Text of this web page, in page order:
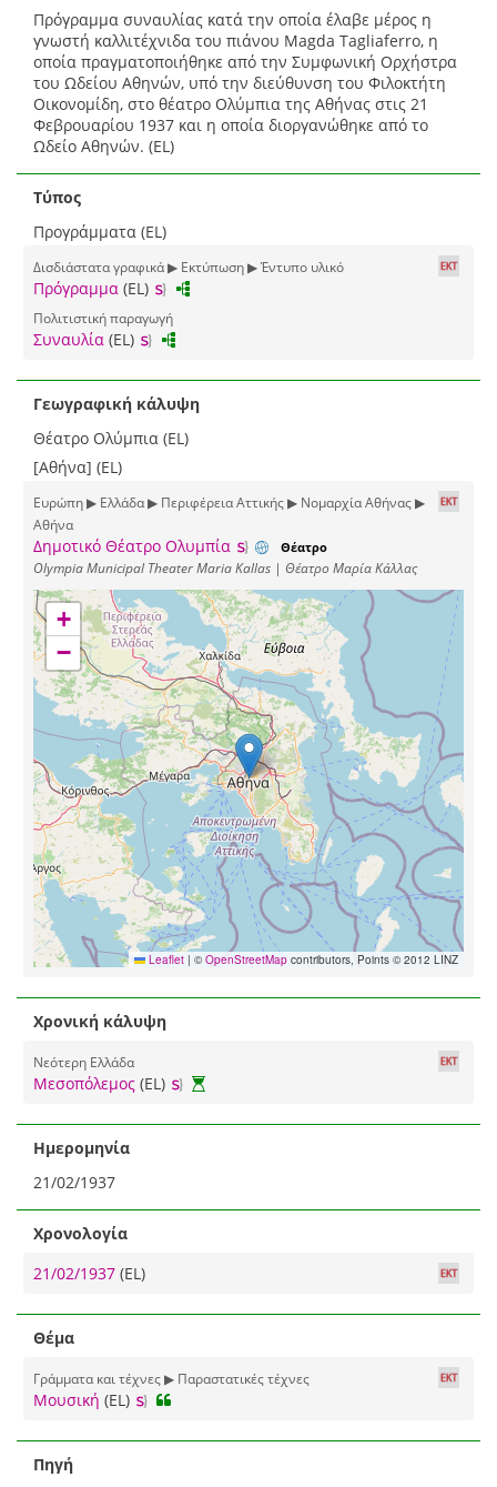
Πρόγραμμα συναυλίας κατά την οποία έλαβε μέρος η
γνωστή καλλιτέχνιδα του πιάνου Magda Tagliaferro, η
οποία πραγματοποιήθηκε από την Συμφωνική Ορχήστρα
του Ωδείου Αθηνών, υπό την διεύθυνση του Φιλοκτήτη
Οικονομίδη, στο θέατρο Ολύμπια της Αθήνας στις 21
Φεβρουαρίου 1937 και η οποία διοργανώθηκε από το
Ωδείο Αθηνών. (EL)
Τύπος
Προγράμματα (EL)
Δισδιάστατα γραφικά ▶ Εκτύπωση ▶ Έντυπο υλικό
Πρόγραμμα (EL)
Πολιτιστική παραγωγή
Συναυλία (EL)
Γεωγραφική κάλυψη
Θέατρο Ολύμπια (EL)
[Αθήνα] (EL)
Ευρώπη ▶ Ελλάδα ▶ Περιφέρεια Αττικής ▶ Νομαρχία Αθήνας ▶
Αθήνα
Δημοτικό Θέατρο Ολυμπία Θέατρο
Olympia Municipal Theater Maria Kallas | Θέατρο Μαρία Κάλλας
+
−
Leaflet | © OpenStreetMap contributors, Points © 2012 LINZ
Χρονική κάλυψη
Νεότερη Ελλάδα
Μεσοπόλεμος (EL)
Ημερομηνία
21/02/1937
Χρονολογία
21/02/1937 (EL)
Θέμα
Γράμματα και τέχνες ▶ Παραστατικές τέχνες
Μουσική (EL)
Πηγή